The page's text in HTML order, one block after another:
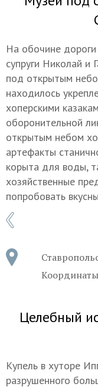
На обочине
супруги Николай и
под открытым
находилось
хоперскими
оборонительной
открытым небом
артефакты
корыта для воды,
хозяйственные
попробовать
Целебный
Купель в хуторе
разрушенного